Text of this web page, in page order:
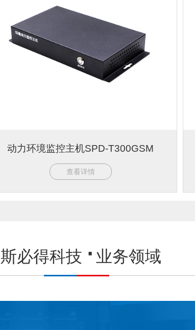
动力环境监控主机SPD-T300GSM
查看详情
斯必得科技 业务领域